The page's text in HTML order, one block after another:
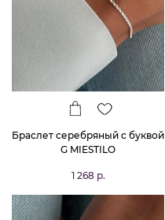
Браслет серебряный с буквой
G MIESTILO
1 268 р.